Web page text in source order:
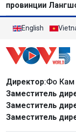
провинции
English
Директор:Фо Кам
Заместитель
Заместитель
Заместитель